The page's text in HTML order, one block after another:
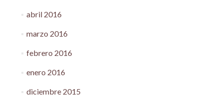
abril 2016
marzo 2016
febrero 2016
enero 2016
diciembre 2015